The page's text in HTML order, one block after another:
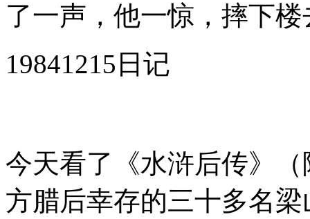
了一声，他一惊，摔下
19841215日记
今天看了《水浒后传》
方腊后幸存的三十多名